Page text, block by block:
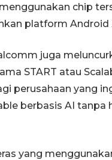
chip
platform Android
juga
START atau
perusahaan yang
berbasis AI tanpa
yang